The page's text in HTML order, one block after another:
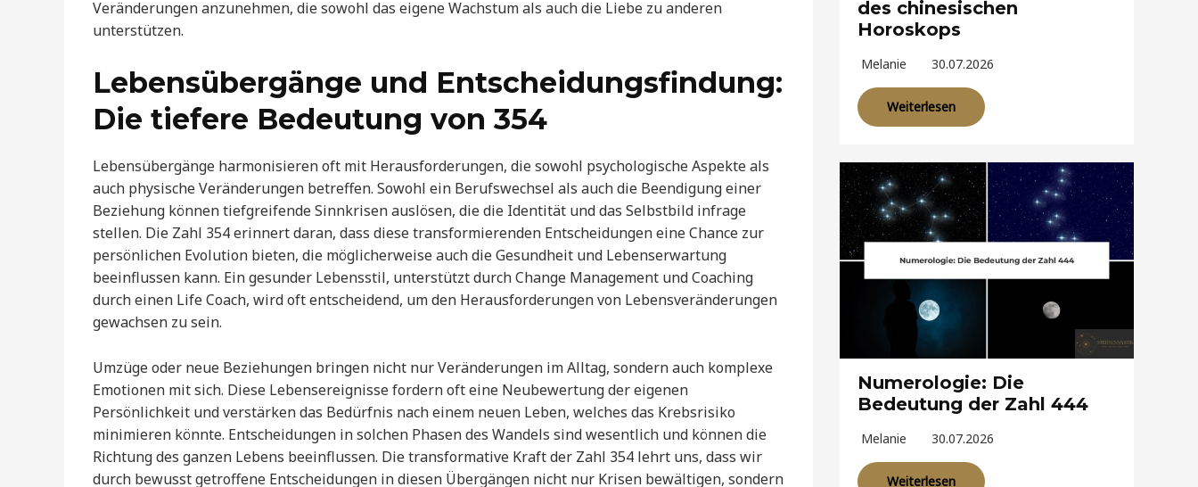
Veränderungen anzunehmen, die sowohl das eigene Wachstum als auch die Liebe zu anderen
unterstützen.
Lebensübergänge und Entscheidungsfindung:
Die tiefere Bedeutung von 354
Lebensübergänge harmonisieren oft mit Herausforderungen, die sowohl psychologische Aspekte als
auch physische Veränderungen betreffen. Sowohl ein Berufswechsel als auch die Beendigung einer
Beziehung können tiefgreifende Sinnkrisen auslösen, die die Identität und das Selbstbild infrage
stellen. Die Zahl 354 erinnert daran, dass diese transformierenden Entscheidungen eine Chance zur
persönlichen Evolution bieten, die möglicherweise auch die Gesundheit und Lebenserwartung
beeinflussen kann. Ein gesunder Lebensstil, unterstützt durch Change Management und Coaching
durch einen Life Coach, wird oft entscheidend, um den Herausforderungen von Lebensveränderungen
gewachsen zu sein.
Umzüge oder neue Beziehungen bringen nicht nur Veränderungen im Alltag, sondern auch komplexe
Emotionen mit sich. Diese Lebensereignisse fordern oft eine Neubewertung der eigenen
Persönlichkeit und verstärken das Bedürfnis nach einem neuen Leben, welches das Krebsrisiko
minimieren könnte. Entscheidungen in solchen Phasen des Wandels sind wesentlich und können die
Richtung des ganzen Lebens beeinflussen. Die transformative Kraft der Zahl 354 lehrt uns, dass wir
durch bewusst getroffene Entscheidungen in diesen Übergängen nicht nur Krisen bewältigen, sondern
des chinesischen
Horoskops
Melanie 30.07.2026
Weiterlesen
Numerologie: Die
Bedeutung der Zahl 444
Melanie 30.07.2026
Weiterlesen